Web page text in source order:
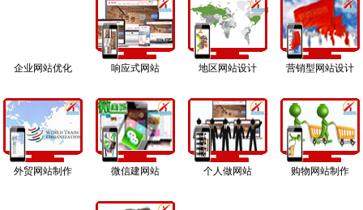
企业网站优化 响应式网站 地区网站设计 营销型网站设计
外贸网站制作 微信建网站 个人做网站 购物网站制作